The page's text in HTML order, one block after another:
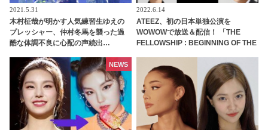
2021.5.31
木村柾哉が明かす人気練習生ゆえの
プレッシャー、仲村冬馬を襲った過
酷な体調不良に心配の声続出…
2）、「Another Day」チームのメン
バー愛＆ステージへの切実な思いに
感動
2022.6.14
ATEEZ、初の日本単独公演を
WOWOWで放送＆配信！ 「THE
FELLOWSHIP : BEGINNING OF THE
7月18日生中継
NEWS